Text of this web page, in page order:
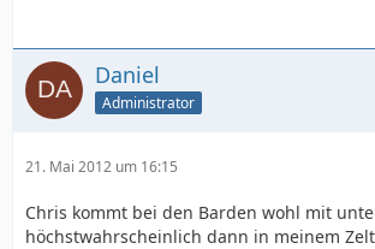
Daniel
Administrator
21. Mai 2012 um 16:15
Chris kommt bei den Barden wohl mit
höchstwahrscheinlich dann in meinem